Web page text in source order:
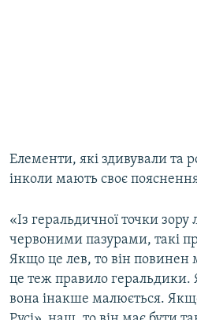
Елементи, які здивували та
інколи мають своє
«Із геральдичної точки зору
червоними пазурами, такі
Якщо це лев, то він повинен
це теж правило геральдики.
вона інакше малюється.